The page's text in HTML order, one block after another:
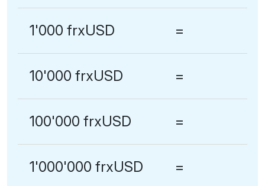
1'000 frxUSD =
10'000 frxUSD =
100'000 frxUSD =
1'000'000 frxUSD =